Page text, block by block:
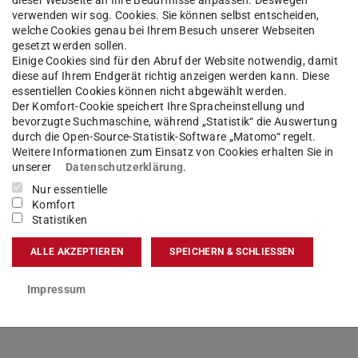
Dokumente Sortiert von A bis Z
verwenden wir sog. Cookies. Sie können selbst entscheiden,
welche Cookies genau bei Ihrem Besuch unserer Webseiten
gesetzt werden sollen.
Einige Cookies sind für den Abruf der Website notwendig, damit
diese auf Ihrem Endgerät richtig anzeigen werden kann. Diese
essentiellen Cookies können nicht abgewählt werden.
Der Komfort-Cookie speichert Ihre Spracheinstellung und
bevorzugte Suchmaschine, während „Statistik“ die Auswertung
durch die Open-Source-Statistik-Software „Matomo“ regelt.
Weitere Informationen zum Einsatz von Cookies erhalten Sie in
unserer
Datenschutzerklärung.
Nur essentielle
Komfort
Statistiken
ALLE AKZEPTIEREN SPEICHERN & SCHLIESSEN
Impressum